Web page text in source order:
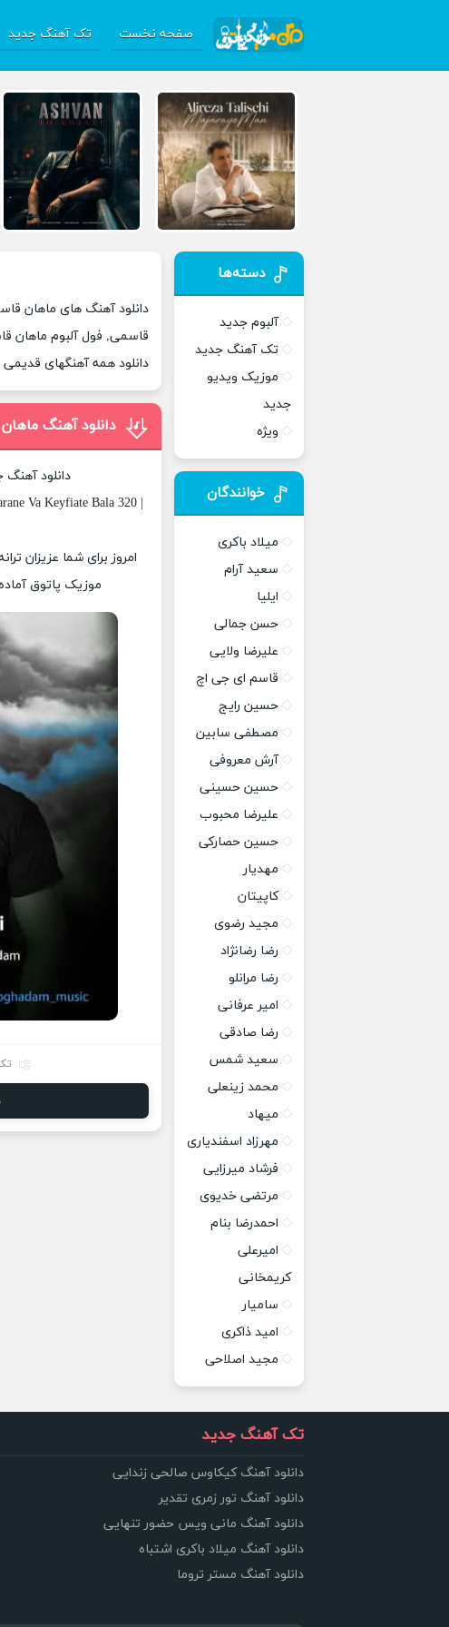
صفحه نخست تک آهنگ جدید
دانلود آهنگ های ماهان
قاسمی, فول آلبوم ماهان
دانلود همه آهنگهای
دانلود آهنگ
دانلود آهنگ
Va Keyfiate Bala 320 |
امروز برای شما عزیزان
موزیک پاتوق
دسته‌ها
آلبوم جدید
تک آهنگ جدید
موزیک ویدیو
جدید
ویژه
خوانندگان
میلاد باکری
سعید آرام
ایلیا
حسن جمالی
علیرضا ولایی
قاسم ای جی اچ
حسین رایج
مصطفی سابین
آرش معروفی
حسین حسینی
علیرضا محبوب
حسین حصارکی
مهدیار
کاپیتان
مجید رضوی
رضا رضانژاد
رضا مرانلو
امیر عرفانی
رضا صادقی
سعید شمس
محمد زینعلی
میهاد
مهرزاد اسفندیاری
فرشاد میرزایی
مرتضی خدیوی
احمدرضا بنام
امیرعلی
کریمخانی
سامیار
امید ذاکری
مجید اصلاحی
تک آهنگ جدید
دانلود آهنگ کیکاوس صالحی زندایی
دانلود آهنگ تور زمری تقدیر
دانلود آهنگ مانی ویس حضور تنهایی
دانلود آهنگ میلاد باکری اشتباه
دانلود آهنگ مستر تروما